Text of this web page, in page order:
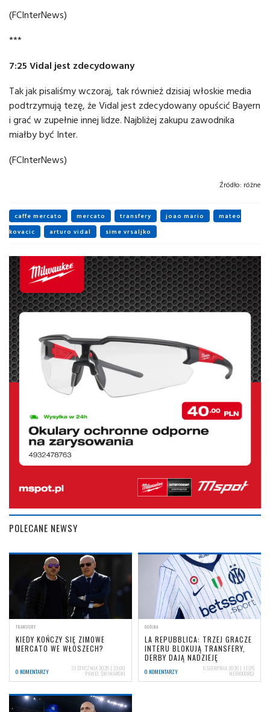
(FCInterNews)
***
7:25 Vidal jest zdecydowany
Tak jak pisaliśmy wczoraj, tak również dzisiaj włoskie media
podtrzymują tezę, że Vidal jest zdecydowany opuścić Bayern
i grać w zupełnie innej lidze. Najbliżej zakupu zawodnika
miałby być Inter.
(FCInterNews)
Źródło: różne
caffe mercato mercato transfery joao mario
mateo
kovacic
arturo vidal sime vrsaljko
POLECANE NEWSY
TRANSFERY
KIEDY KOŃCZY SIĘ ZIMOWE
MERCATO WE WŁOSZECH?
0 KOMENTARZY 31 STYCZNIA 2025 | 23:00
PAWEŁ ŚWINARSKI
OGÓLNA
LA REPUBBLICA: TRZEJ GRACZE
INTERU BLOKUJĄ TRANSFERY,
DERBY DAJĄ NADZIEJĘ
0 KOMENTARZY 6 SIERPNIA 2026 | 11:05
NERIOCORSI